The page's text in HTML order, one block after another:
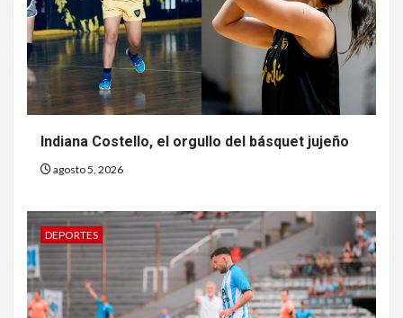
Indiana Costello, el orgullo del básquet jujeño
agosto 5, 2026
DEPORTES